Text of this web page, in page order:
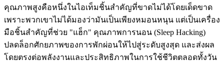
คุณภาพสูงคือหนึ่งในไอเท็มชิ้นสำคัญที่ขาดไม่ได้โดยเด็ดขาด
เพราะพวกเขาไม่ได้มองว่ามันเป็นเพียงหมอนหนุน แต่เป็นเครื่อง
มือชิ้นสำคัญที่ช่วย "แฮ็ก" คุณภาพการนอน (Sleep Hacking)
ปลดล็อกศักยภาพของการพักผ่อนให้ไปสู่ระดับสูงสุด และส่งผล
โดยตรงต่อพลังงานและประสิทธิภาพในการใช้ชีวิตตลอดทั้งวัน